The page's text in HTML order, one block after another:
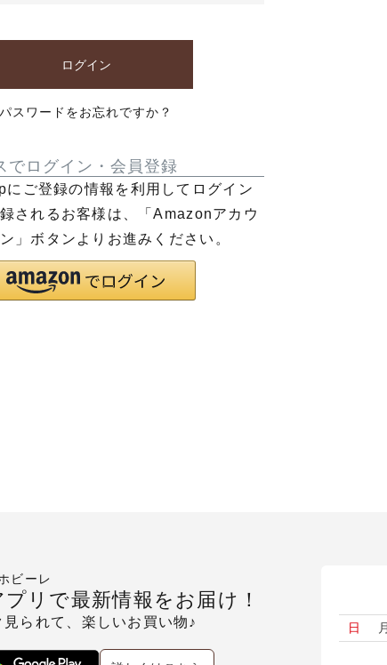
ログイン
パスワードをお忘れですか？
でログイン・会員登録
ご登録の情報を利用してログイン
されるお客様は、「Amazonアカウ
」ボタンよりお進みください。
日 月
ビーレ
リで最新情報をお届け！
見られて、楽しいお買い物♪